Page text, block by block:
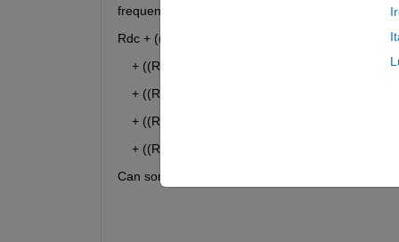
frequency).
Rdc + ((R1*(2*3.1416*f*L1)^2)/
+ ((R2*(2*3.1416*f*L2)^2)/
+ ((R3*(2*3.1416*f*L3)^2)/
+ ((R4*(2*3.1416*f*L4)^2)/
+ ((R5*(2*3.1416*f*L5)^2)/
Can somebody help with how to go about fitting